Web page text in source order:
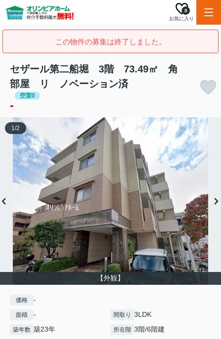
お気に入り
0
この物件の募集は終了しました。
セザール第二船堀 3階 73.49㎡ 角
部屋 リ ノベーション済
空室0
-
【外観】
1/2
価格 -
面積 - 間取り 3LDK
築年数 築23年 所在階 3階/6階建